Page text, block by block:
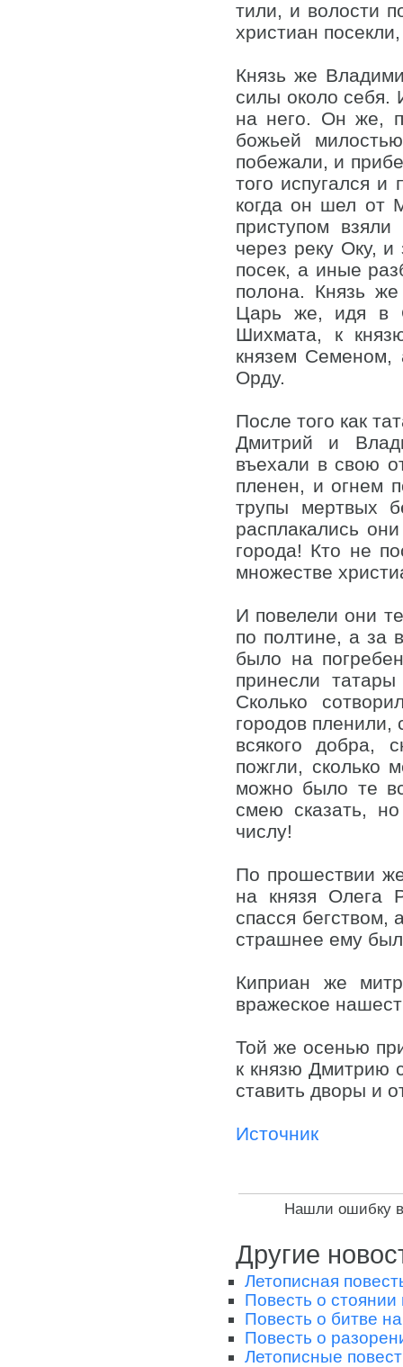
тили, и волости
христиан
Князь же
силы около себя.
на него. Он же,
божьей
побежали, и
того испугался и
когда он шел от
приступом
через реку Оку,
посек, а иные
полона. Князь
Царь же, идя в
Шихмата, к
князем Семеном,
Орду.
После того как
Дмитрий и
въехали в свою
пленен, и огнем
трупы мертвых
расплакались
города! Кто не
множестве
И повелели они
по полтине, а за
было на
принесли
Сколько
городов пленили,
всякого добра,
пожгли, сколько
можно было те
смею сказать,
числу!
По прошествии
на князя Олега
спасся
страшнее ему
Киприан же
вражеское
Той же осенью
к князю Дмитрию
ставить дворы и
Источник
Нашли ошибку в
Другие
Летописная
Повесть о стоянии
Повесть о битве
Повесть о
Летописные